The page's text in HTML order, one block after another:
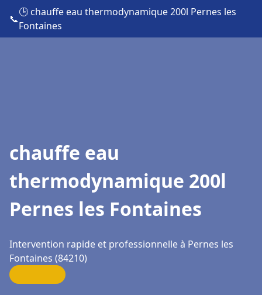
📞
🕒 chauffe eau thermodynamique 200l Pernes les
Fontaines
chauffe eau
thermodynamique 200l
Pernes les Fontaines
Intervention rapide et professionnelle à Pernes les
Fontaines (84210)